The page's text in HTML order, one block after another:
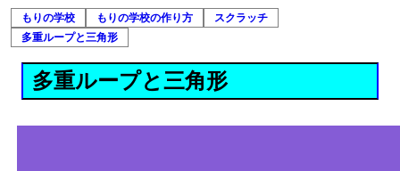
もりの学校 もりの学校の作り方
スクラッチ
多重ループと三角形
多重ループと三角形